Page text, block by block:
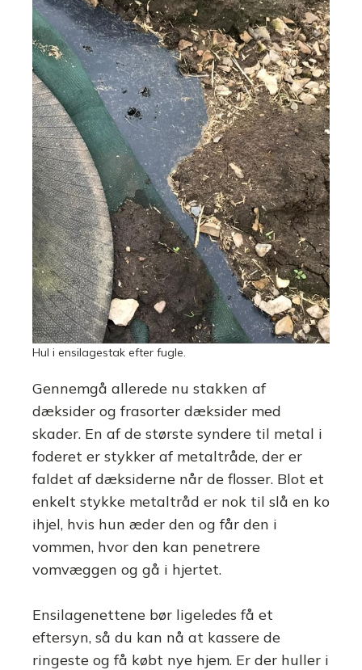
Gennemgå allerede nu stakken af
dæksider og frasorter dæksider med
skader. En af de største syndere til metal i
foderet er stykker af metaltråde, der er
faldet af dæksiderne når de flosser. Blot et
enkelt stykke metaltråd er nok til slå en ko
ihjel, hvis hun æder den og får den i
vommen, hvor den kan penetrere
vomvæggen og gå i hjertet.
Ensilagenettene bør ligeledes få et
eftersyn, så du kan nå at kassere de
ringeste og få købt nye hjem. Er der huller i
Hul i ensilagestak efter fugle.